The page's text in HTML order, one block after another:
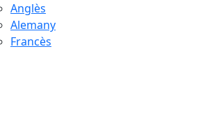
Anglès
Alemany
Francès